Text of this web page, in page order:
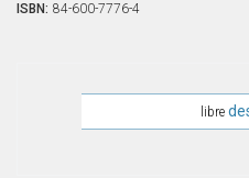
ISBN: 84-600-7776-4
libre